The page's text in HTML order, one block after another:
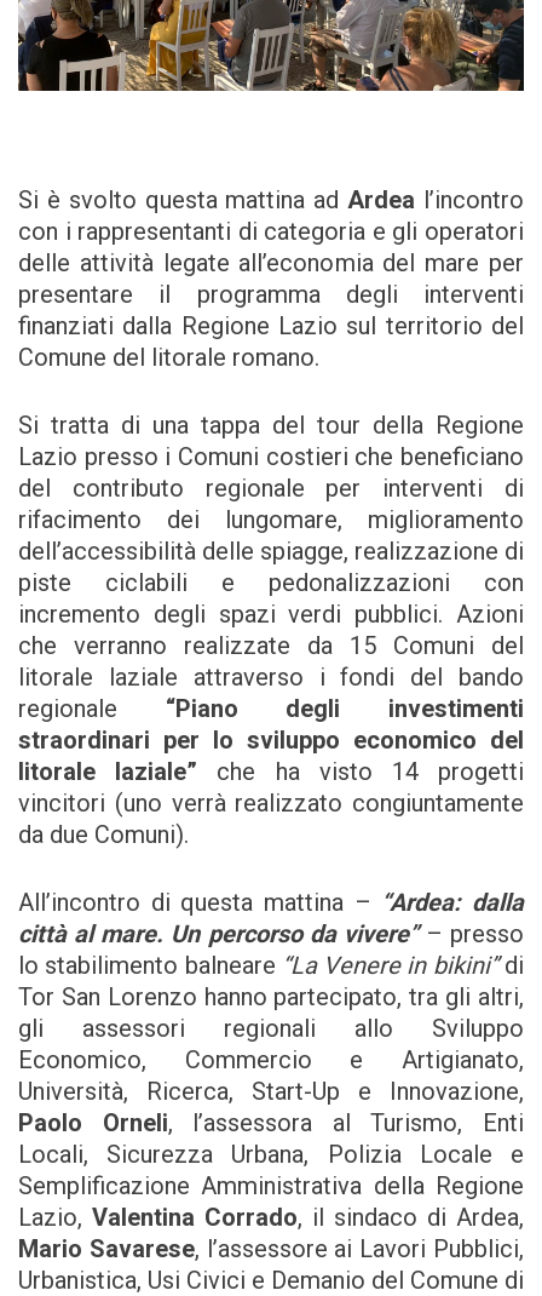
Si è svolto questa mattina ad Ardea l’incontro
con i rappresentanti di categoria e gli operatori
delle attività legate all’economia del mare per
presentare il programma degli interventi
finanziati dalla Regione Lazio sul territorio del
Comune del litorale romano.
Si tratta di una tappa del tour della Regione
Lazio presso i Comuni costieri che beneficiano
del contributo regionale per interventi di
rifacimento dei lungomare, miglioramento
dell’accessibilità delle spiagge, realizzazione di
piste ciclabili e pedonalizzazioni con
incremento degli spazi verdi pubblici. Azioni
che verranno realizzate da 15 Comuni del
litorale laziale attraverso i fondi del bando
regionale “Piano degli investimenti
straordinari per lo sviluppo economico del
litorale laziale” che ha visto 14 progetti
vincitori (uno verrà realizzato congiuntamente
da due Comuni).
All’incontro di questa mattina – “Ardea: dalla
città al mare. Un percorso da vivere”– presso
lo stabilimento balneare “La Venere in bikini”di
Tor San Lorenzo hanno partecipato, tra gli altri,
gli assessori regionali allo Sviluppo
Economico, Commercio e Artigianato,
Università, Ricerca, Start-Up e Innovazione,
Paolo Orneli, l’assessora al Turismo, Enti
Locali, Sicurezza Urbana, Polizia Locale e
Semplificazione Amministrativa della Regione
Lazio, Valentina Corrado, il sindaco di Ardea,
Mario Savarese, l’assessore ai Lavori Pubblici,
Urbanistica, Usi Civici e Demanio del Comune di